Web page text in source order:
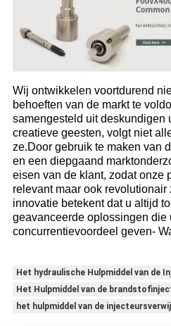
Wij ontwikkelen voortdurend
behoeften van de markt te
samengesteld uit deskundigen
creatieve geesten, volgt niet
ze.Door gebruik te maken van
en een diepgaand
eisen van de klant, zodat onze
relevant maar ook
innovatie betekent dat u altijd
geavanceerde oplossingen die
concurrentievoordeel geven-
Het hydraulische Hulpmiddel van de
Het Hulpmiddel van de
het hulpmiddel van de